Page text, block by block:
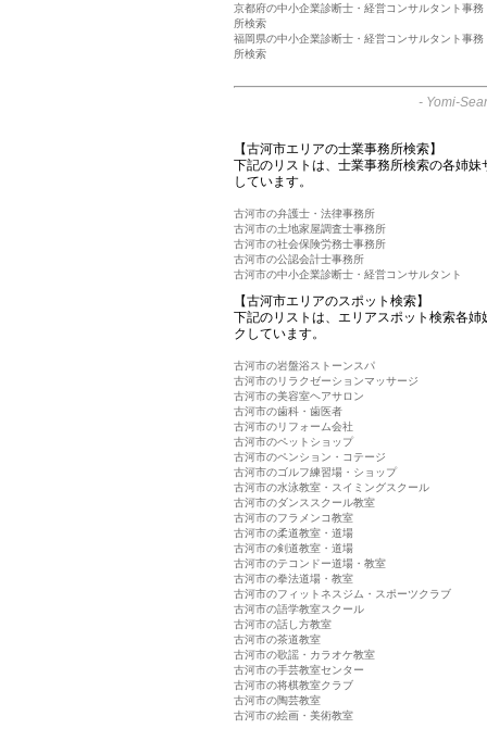
京都府の中小企業診断士・経営コンサルタント事務
所検索
福岡県の中小企業診断士・経営コンサルタント事務
所検索
- Yomi-
【古河市エリアの士業事務所検索】
下記のリストは、士業事務所検索の各姉
しています。
古河市の弁護士・法律事務所
古河市の土地家屋調査士事務所
古河市の社会保険労務士事務所
古河市の公認会計士事務所
古河市の中小企業診断士・経営コンサルタント
【古河市エリアのスポット検索】
下記のリストは、エリアスポット検索各
クしています。
古河市の岩盤浴ストーンスパ
古河市のリラクゼーションマッサージ
古河市の美容室ヘアサロン
古河市の歯科・歯医者
古河市のリフォーム会社
古河市のペットショップ
古河市のペンション・コテージ
古河市のゴルフ練習場・ショップ
古河市の水泳教室・スイミングスクール
古河市のダンススクール教室
古河市のフラメンコ教室
古河市の柔道教室・道場
古河市の剣道教室・道場
古河市のテコンドー道場・教室
古河市の拳法道場・教室
古河市のフィットネスジム・スポーツクラブ
古河市の語学教室スクール
古河市の話し方教室
古河市の茶道教室
古河市の歌謡・カラオケ教室
古河市の手芸教室センター
古河市の将棋教室クラブ
古河市の陶芸教室
古河市の絵画・美術教室